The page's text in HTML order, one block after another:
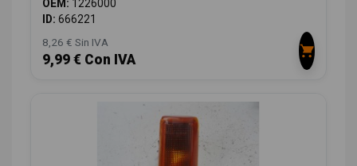
OEM: 1226000
ID: 666221
8,26 € Sin IVA
9,99 € Con IVA